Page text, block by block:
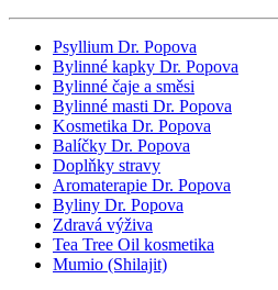
Psyllium Dr. Popova
Bylinné kapky Dr. Popova
Bylinné čaje a směsi
Bylinné masti Dr. Popova
Kosmetika Dr. Popova
Balíčky Dr. Popova
Doplňky stravy
Aromaterapie Dr. Popova
Byliny Dr. Popova
Zdravá výživa
Tea Tree Oil kosmetika
Mumio (Shilajit)